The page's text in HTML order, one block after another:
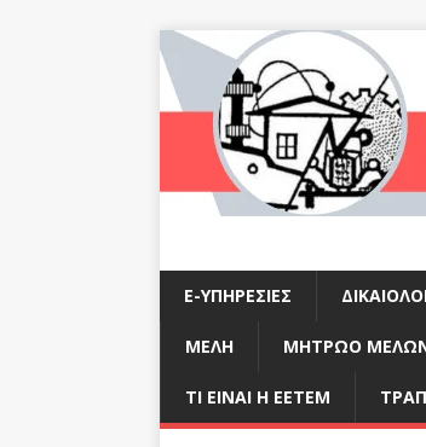
E-ΥΠΗΡΕΣΊΕΣ
ΜΈΛΗ ΜΗΤΡΩΟ
ΤΙ ΕΊΝΑΙ Η ΕΕΤΕΜ